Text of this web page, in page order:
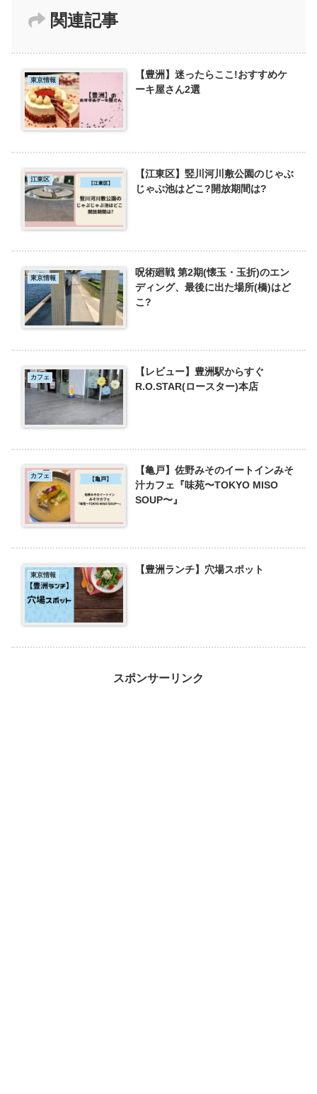
関連記事
東京情報
【豊洲】迷ったらここ!おすすめケ
ーキ屋さん2選
江東区
【江東区】竪川河川敷公園のじゃぶ
じゃぶ池はどこ?開放期間は?
東京情報
呪術廻戦 第2期(懐玉・玉折)のエン
ディング、最後に出た場所(橋)はど
こ?
カフェ
【レビュー】豊洲駅からすぐ
R.O.STAR(ロースター)本店
カフェ
【亀戸】佐野みそのイートインみそ
汁カフェ『味苑〜TOKYO MISO
SOUP〜』
東京情報 【豊洲ランチ】穴場スポット
スポンサーリンク